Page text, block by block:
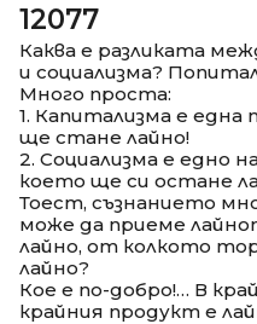
12077
Каква е разликата
и социализма?
Много проста:
1. Капитализма е
ще стане лайно!
2. Социализма е едно
което ще си остане
Тоест, съзнанието
може да приеме
лайно, от колкото
лайно?
Кое е по-добро!… В
крайния продукт е